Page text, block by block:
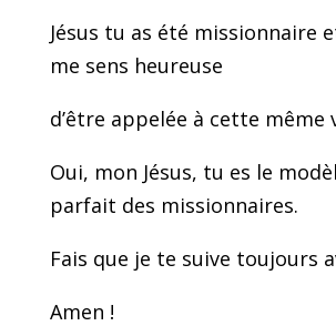
Jésus tu as été missionnaire
me sens heureuse
d’être appelée à cette même
Oui, mon Jésus, tu es le
parfait des missionnaires.
Fais que je te suive toujours
Amen !